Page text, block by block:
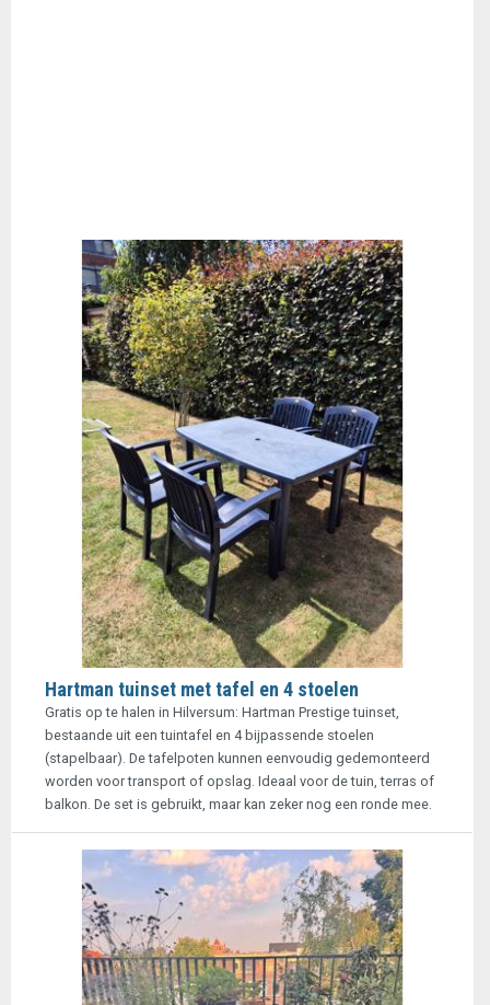
Hartman tuinset met tafel en 4 stoelen
Gratis op te halen in Hilversum: Hartman Prestige tuinset,
bestaande uit een tuintafel en 4 bijpassende stoelen
(stapelbaar). De tafelpoten kunnen eenvoudig gedemonteerd
worden voor transport of opslag. Ideaal voor de tuin, terras of
balkon. De set is gebruikt, maar kan zeker nog een ronde mee.